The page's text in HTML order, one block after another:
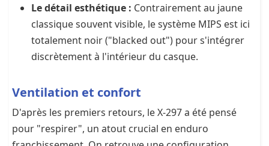
Le détail esthétique : Contrairement au jaune
classique souvent visible, le système MIPS est ici
totalement noir ("blacked out") pour s'intégrer
discrètement à l'intérieur du casque.
Ventilation et confort
D'après les premiers retours, le X-297 a été pensé
pour "respirer", un atout crucial en enduro